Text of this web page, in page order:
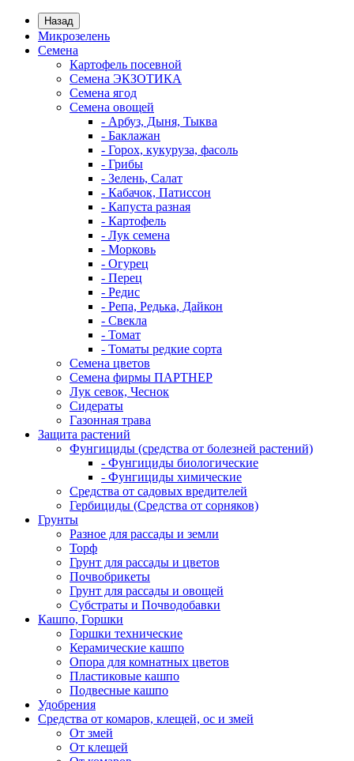
Назад
Микрозелень
Семена
Картофель посевной
Семена ЭКЗОТИКА
Семена ягод
Семена овощей
- Арбуз, Дыня, Тыква
- Баклажан
- Горох, кукуруза, фасоль
- Грибы
- Зелень, Салат
- Кабачок, Патиссон
- Капуста разная
- Картофель
- Лук семена
- Морковь
- Огурец
- Перец
- Редис
- Репа, Редька, Дайкон
- Свекла
- Томат
- Томаты редкие сорта
Семена цветов
Семена фирмы ПАРТНЕР
Лук севок, Чеснок
Сидераты
Газонная трава
Защита растений
Фунгициды (средства от болезней растений)
- Фунгициды биологические
- Фунгициды химические
Средства от садовых вредителей
Гербициды (Средства от сорняков)
Грунты
Разное для рассады и земли
Торф
Грунт для рассады и цветов
Почвобрикеты
Грунт для рассады и овощей
Субстраты и Почводобавки
Кашпо, Горшки
Горшки технические
Керамические кашпо
Опора для комнатных цветов
Пластиковые кашпо
Подвесные кашпо
Удобрения
Средства от комаров, клещей, ос и змей
От змей
От клещей